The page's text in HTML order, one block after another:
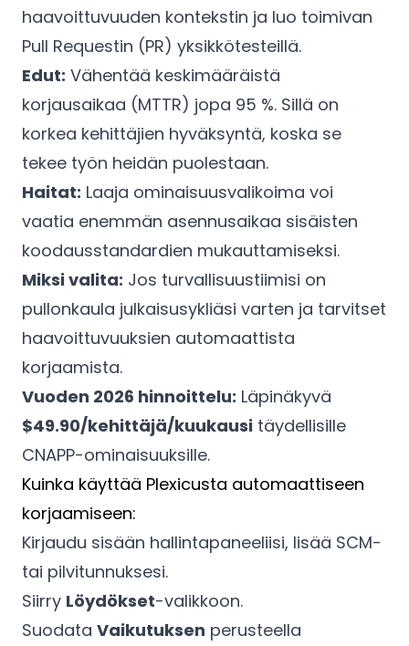
haavoittuvuuden kontekstin ja luo toimivan
Pull Requestin (PR) yksikkötesteillä.
Edut: Vähentää keskimääräistä
korjausaikaa (MTTR) jopa 95 %. Sillä on
korkea kehittäjien hyväksyntä, koska se
tekee työn heidän puolestaan.
Haitat: Laaja ominaisuusvalikoima voi
vaatia enemmän asennusaikaa sisäisten
koodausstandardien mukauttamiseksi.
Miksi valita: Jos turvallisuustiimisi on
pullonkaula julkaisusykliäsi varten ja tarvitset
haavoittuvuuksien automaattista
korjaamista.
Vuoden 2026 hinnoittelu: Läpinäkyvä
$49.90/kehittäjä/kuukausi täydellisille
CNAPP-ominaisuuksille.
Kuinka käyttää Plexicusta automaattiseen
korjaamiseen:
Kirjaudu sisään hallintapaneeliisi, lisää SCM-
tai pilvitunnuksesi.
Siirry Löydökset-valikkoon.
Suodata Vaikutuksen perusteella